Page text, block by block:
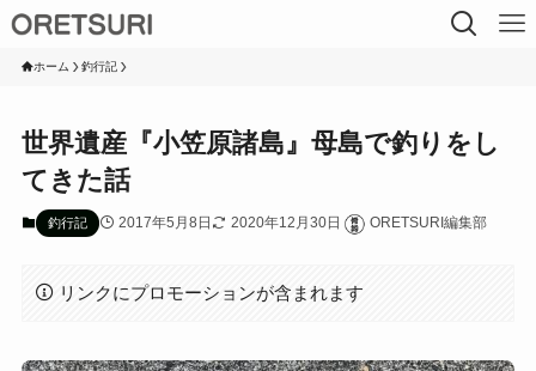
ホーム 釣行記
世界遺産『小笠原諸島』母島で釣りをし
てきた話
釣行記 2017年5月8日 2020年12月30日 ORETSURI編集部
リンクにプロモーションが含まれます